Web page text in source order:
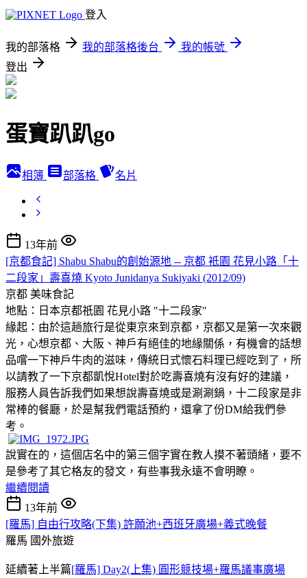
登入
我的部落格 我的部落格後台
我的帳號
登出
蛋寶趴趴go
相簿 部落格 名片
13年前
[京都食記] Shabu Shabu的創始源地 -- 京都 衹園 花見小路「十
二段家」壽喜燒 Kyoto Junidanya Sukiyaki (2012/09)
京都 美味食記
地點：日本京都祇園 花見小路 "十二段家"
緣起：由於這趟旅行是從東京來到京都，京都又是第一次來觀
光，心想京都、大阪、神戶有絕佳的地緣關係，有機會的話想
品嚐一下神戶牛肉的滋味，傳統日式懷石料理已經吃到了，所
以請教了一下京都凱悅Hotel對於吃壽喜燒有沒有好的建議，
服務人員告訴我們如果想說壽喜燒或是涮涮鍋，十二段家是非
常棒的餐廳，於是幫我們電話預約，還拿了份DM給我們參
考。
說實在的，這個店名中的第三個字實在教人摸不著頭緒 ，要不
是參考了其它格友的發文，有些事我永遠不會明瞭。
繼續閱讀
13年前
[羅馬] 自由行攻略(下集) 許願池+西班牙廣場+義式晚餐
羅馬 國外旅遊
延續著上半篇[羅馬] Day2(上集) 圓形競技場+羅馬議事廣場